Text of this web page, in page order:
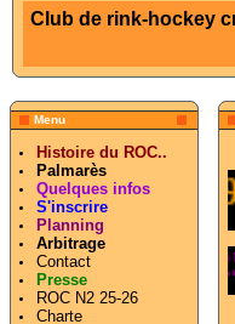
Club de rink-hockey
Menu
Histoire du ROC..
Palmarès
Quelques infos
S'inscrire
Planning
Arbitrage
Contact
Presse
ROC N2 25-26
Charte
29-11-